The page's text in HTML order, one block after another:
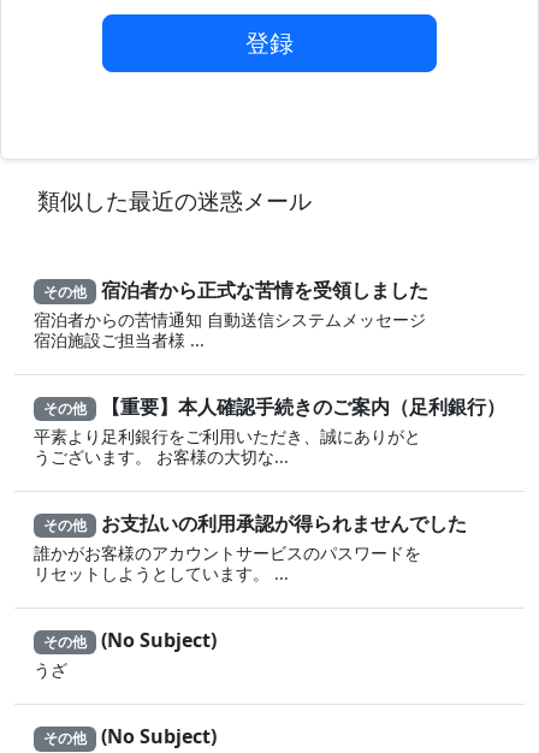
登録
類似した最近の迷惑メール
その他 宿泊者から正式な苦情を受領しました
宿泊者からの苦情通知 自動送信システムメッセージ
宿泊施設ご担当者様 ...
その他 【重要】本人確認手続きのご案内（足利銀行）
平素より足利銀行をご利用いただき、誠にありがと
うございます。 お客様の大切な...
その他 お支払いの利用承認が得られませんでした
誰かがお客様のアカウントサービスのパスワードを
リセットしようとしています。 ...
その他 (No Subject)
うざ
その他 (No Subject)